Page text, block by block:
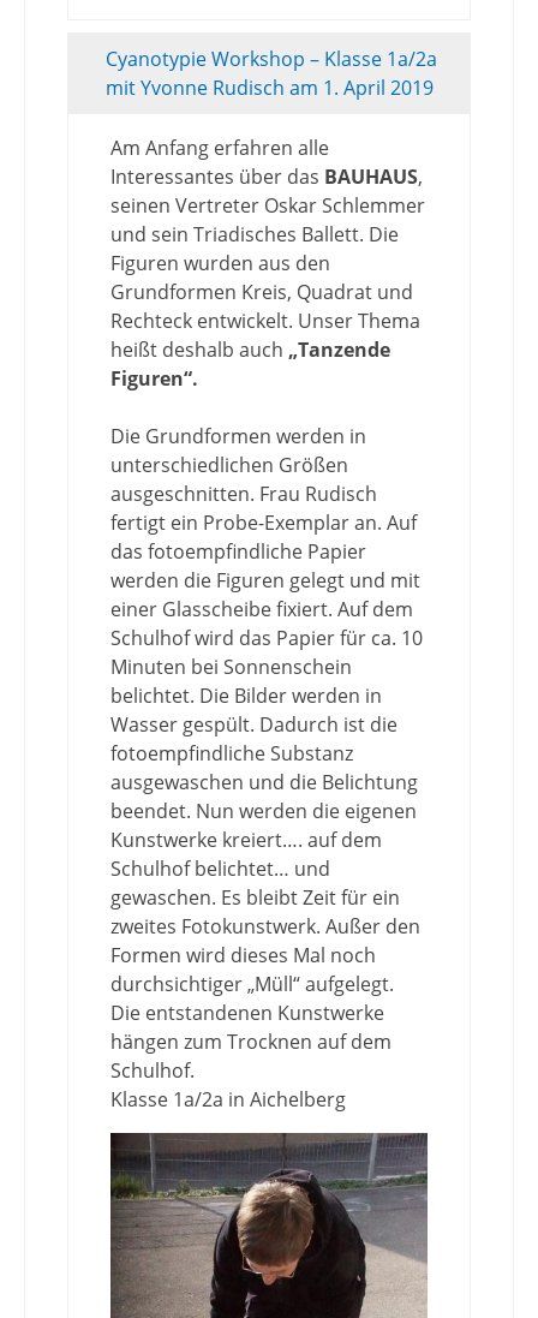
Cyanotypie Workshop – Klasse 1a/2a
mit Yvonne Rudisch am 1. April 2019
Am Anfang erfahren alle
Interessantes über das BAUHAUS,
seinen Vertreter Oskar Schlemmer
und sein Triadisches Ballett. Die
Figuren wurden aus den
Grundformen Kreis, Quadrat und
Rechteck entwickelt. Unser Thema
heißt deshalb auch „Tanzende
Figuren“.
Die Grundformen werden in
unterschiedlichen Größen
ausgeschnitten. Frau Rudisch
fertigt ein Probe-Exemplar an. Auf
das fotoempfindliche Papier
werden die Figuren gelegt und mit
einer Glasscheibe fixiert. Auf dem
Schulhof wird das Papier für ca. 10
Minuten bei Sonnenschein
belichtet. Die Bilder werden in
Wasser gespült. Dadurch ist die
fotoempfindliche Substanz
ausgewaschen und die Belichtung
beendet. Nun werden die eigenen
Kunstwerke kreiert…. auf dem
Schulhof belichtet… und
gewaschen. Es bleibt Zeit für ein
zweites Fotokunstwerk. Außer den
Formen wird dieses Mal noch
durchsichtiger „Müll“ aufgelegt.
Die entstandenen Kunstwerke
hängen zum Trocknen auf dem
Schulhof.
Klasse 1a/2a in Aichelberg